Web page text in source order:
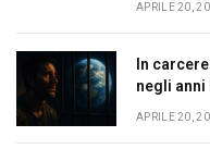
APRILE 20,
In
negli anni
APRILE 20,